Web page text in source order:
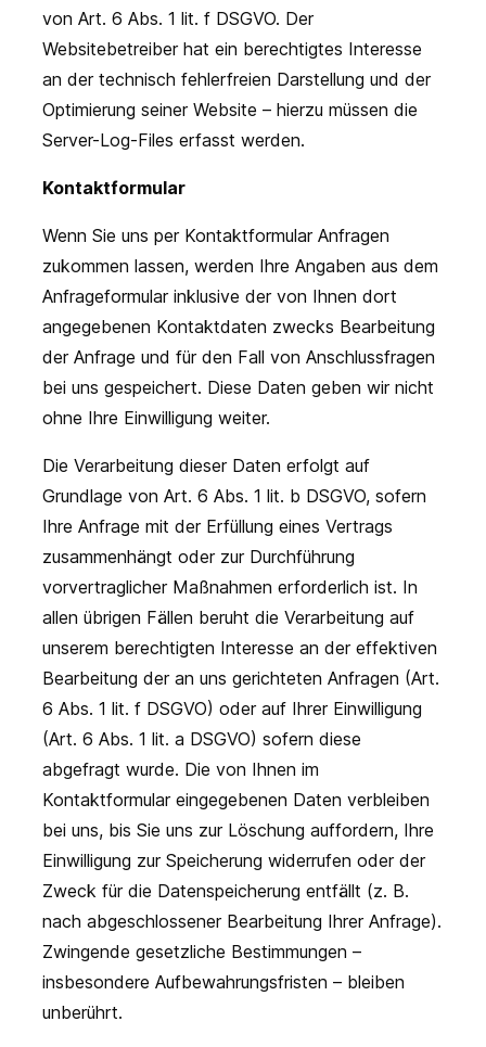
von Art. 6 Abs. 1 lit. f DSGVO. Der
Websitebetreiber hat ein berechtigtes Interesse
an der technisch fehlerfreien Darstellung und der
Optimierung seiner Website – hierzu müssen die
Server-Log-Files erfasst werden.
Kontaktformular
Wenn Sie uns per Kontaktformular Anfragen
zukommen lassen, werden Ihre Angaben aus dem
Anfrageformular inklusive der von Ihnen dort
angegebenen Kontaktdaten zwecks Bearbeitung
der Anfrage und für den Fall von Anschlussfragen
bei uns gespeichert. Diese Daten geben wir nicht
ohne Ihre Einwilligung weiter.
Die Verarbeitung dieser Daten erfolgt auf
Grundlage von Art. 6 Abs. 1 lit. b DSGVO, sofern
Ihre Anfrage mit der Erfüllung eines Vertrags
zusammenhängt oder zur Durchführung
vorvertraglicher Maßnahmen erforderlich ist. In
allen übrigen Fällen beruht die Verarbeitung auf
unserem berechtigten Interesse an der effektiven
Bearbeitung der an uns gerichteten Anfragen (Art.
6 Abs. 1 lit. f DSGVO) oder auf Ihrer Einwilligung
(Art. 6 Abs. 1 lit. a DSGVO) sofern diese
abgefragt wurde. Die von Ihnen im
Kontaktformular eingegebenen Daten verbleiben
bei uns, bis Sie uns zur Löschung auffordern, Ihre
Einwilligung zur Speicherung widerrufen oder der
Zweck für die Datenspeicherung entfällt (z. B.
nach abgeschlossener Bearbeitung Ihrer Anfrage).
Zwingende gesetzliche Bestimmungen –
insbesondere Aufbewahrungsfristen – bleiben
unberührt.